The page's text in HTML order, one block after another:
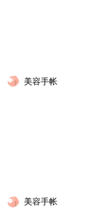
美容手帐
美容手帐